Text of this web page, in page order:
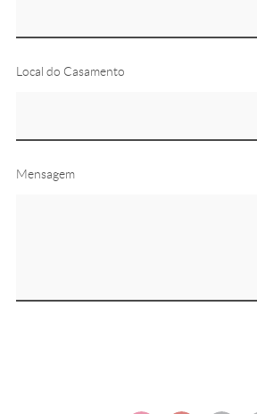
Local do Casamento
Mensagem